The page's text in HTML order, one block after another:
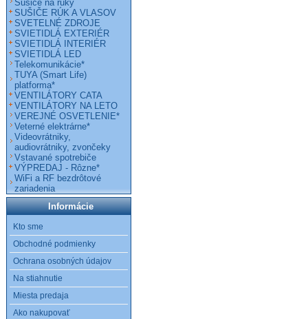
Sušiče na ruky
SUŠIČE RÚK A VLASOV
SVETELNÉ ZDROJE
SVIETIDLÁ EXTERIÉR
SVIETIDLÁ INTERIÉR
SVIETIDLÁ LED
Telekomunikácie*
TUYA (Smart Life)
platforma*
VENTILÁTORY CATA
VENTILÁTORY NA LETO
VEREJNÉ OSVETLENIE*
Veterné elektrárne*
Videovrátniky,
audiovrátniky, zvončeky
Vstavané spotrebiče
VÝPREDAJ - Rôzne*
WiFi a RF bezdrôtové
zariadenia
Informácie
Kto sme
Obchodné podmienky
Ochrana osobných údajov
Na stiahnutie
Miesta predaja
Ako nakupovať